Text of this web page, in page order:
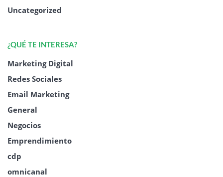
Uncategorized
¿QUÉ TE INTERESA?
Marketing Digital
Redes Sociales
Email Marketing
General
Negocios
Emprendimiento
cdp
omnicanal